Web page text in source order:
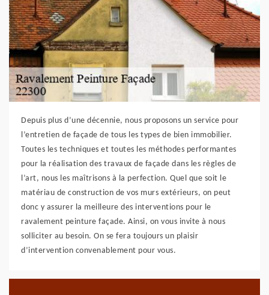
Depuis plus d’une décennie, nous proposons un service pour
l’entretien de façade de tous les types de bien immobilier.
Toutes les techniques et toutes les méthodes performantes
pour la réalisation des travaux de façade dans les règles de
l’art, nous les maîtrisons à la perfection. Quel que soit le
matériau de construction de vos murs extérieurs, on peut
donc y assurer la meilleure des interventions pour le
ravalement peinture façade. Ainsi, on vous invite à nous
solliciter au besoin. On se fera toujours un plaisir
d’intervention convenablement pour vous.